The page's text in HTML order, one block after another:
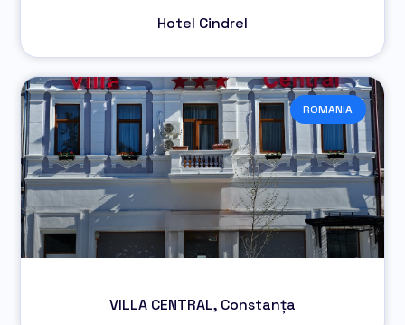
Hotel Cindrel
ROMANIA
VILLA CENTRAL, Constanța